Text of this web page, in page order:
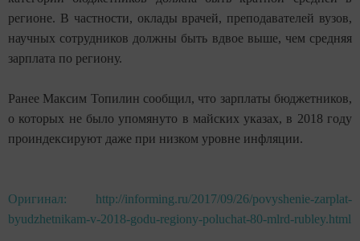
регионе. В частности, оклады врачей, преподавателей вузов,
научных сотрудников должны быть вдвое выше, чем средняя
зарплата по региону.
Ранее Максим Топилин сообщил, что зарплаты бюджетников,
о которых не было упомянуто в майских указах, в 2018 году
проиндексируют даже при низком уровне инфляции.
Оригинал: http://informing.ru/2017/09/26/povyshenie-zarplat-
byudzhetnikam-v-2018-godu-regiony-poluchat-80-mlrd-rubley.html